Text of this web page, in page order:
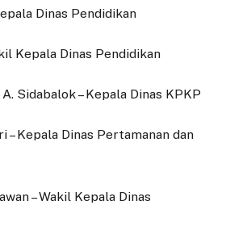
Dinas Pendidikan
Kepala Dinas Pendidikan
Sidabalok – Kepala Dinas KPKP
– Kepala Dinas Pertamanan dan
– Wakil Kepala Dinas